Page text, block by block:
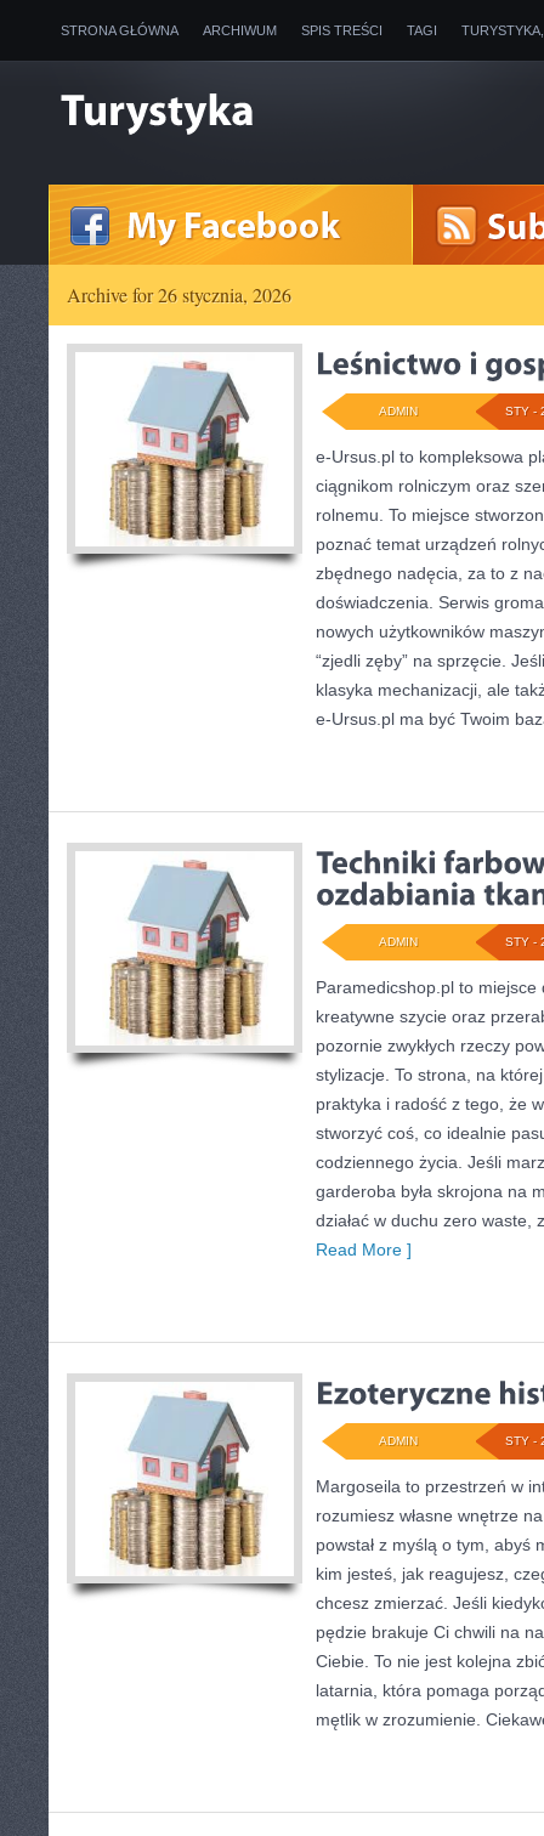
STRONA GŁÓWNA ARCHIWUM SPIS TREŚCI TAGI
Archive for 26 stycznia, 2026
STY -
ADMIN
e-Ursus.pl to kompleksowa
ciągnikom rolniczym oraz
rolnemu. To miejsce
poznać temat urządzeń
zbędnego nadęcia, za to z
doświadczenia. Serwis
nowych użytkowników
“zjedli zęby” na sprzęcie.
klasyka mechanizacji, ale
e-Ursus.pl ma być Twoim
STY -
ADMIN
Paramedicshop.pl to
kreatywne szycie oraz
pozornie zwykłych rzeczy
stylizacje. To strona, na
praktyka i radość z tego, że
stworzyć coś, co idealnie
codziennego życia. Jeśli
garderoba była skrojona na
działać w duchu zero waste,
Read More ]
STY -
ADMIN
Margoseila to przestrzeń w
rozumiesz własne wnętrze
powstał z myślą o tym, abyś
kim jesteś, jak reagujesz,
chcesz zmierzać. Jeśli
pędzie brakuje Ci chwili na
Ciebie. To nie jest kolejna
latarnia, która pomaga
mętlik w zrozumienie.